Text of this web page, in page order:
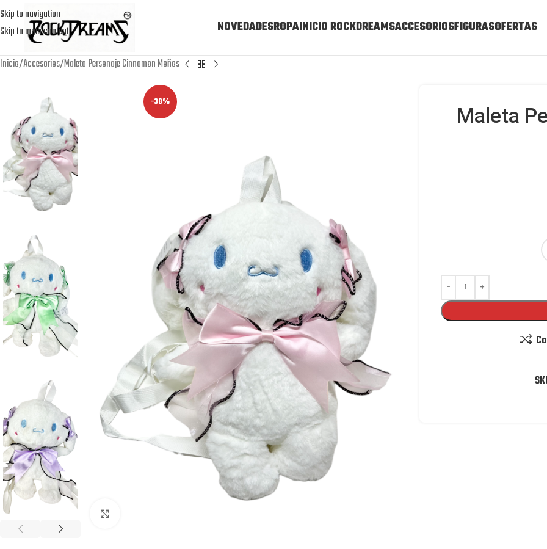
Skip to navigation
Skip to main content
NOVEDADESROPAINICIO ROCKDREAMSACCESORIOSFIGURASOFERTAS
Inicio Accesorios Maleta Personaje Cinnamon Moños
-38%
Maleta